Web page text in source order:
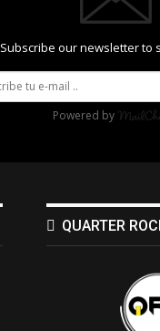
Subscribe our newsletter to
Powered by
QUARTER